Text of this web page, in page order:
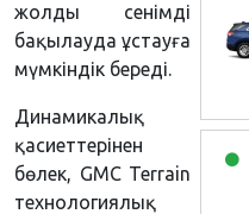
жолды сенімді
бақылауда ұстауға
мүмкіндік береді.
Динамикалық
қасиеттерінен
бөлек, GMC Terrain
технологиялық